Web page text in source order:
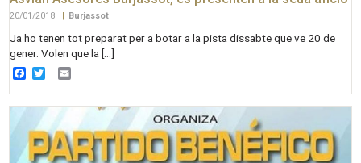
20/01/2018 | Burjassot
Ja ho tenen tot preparat per a botar a la pista dissabte que ve 20 de
gener. Volen que la […]
Facebook
Twitter